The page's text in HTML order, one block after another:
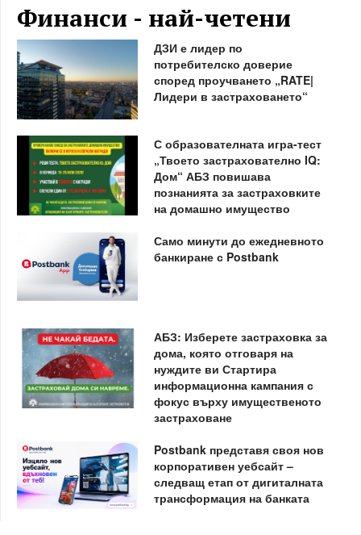
Финанси - най-четени
ДЗИ е лидер по
потребителско доверие
според проучването „RATE|
Лидери в застраховането“
С образователната игра-тест
„Твоето застрахователно IQ:
Дом“ АБЗ повишава
познанията за застраховките
на домашно имущество
Само минути до ежедневното
банкиране с Postbank
АБЗ: Изберете застраховка за
дома, която отговаря на
нуждите ви Стартира
информационна кампания с
фокус върху имущественото
застраховане
Postbank представя своя нов
корпоративен уебсайт –
следващ етап от дигиталната
трансформация на банката